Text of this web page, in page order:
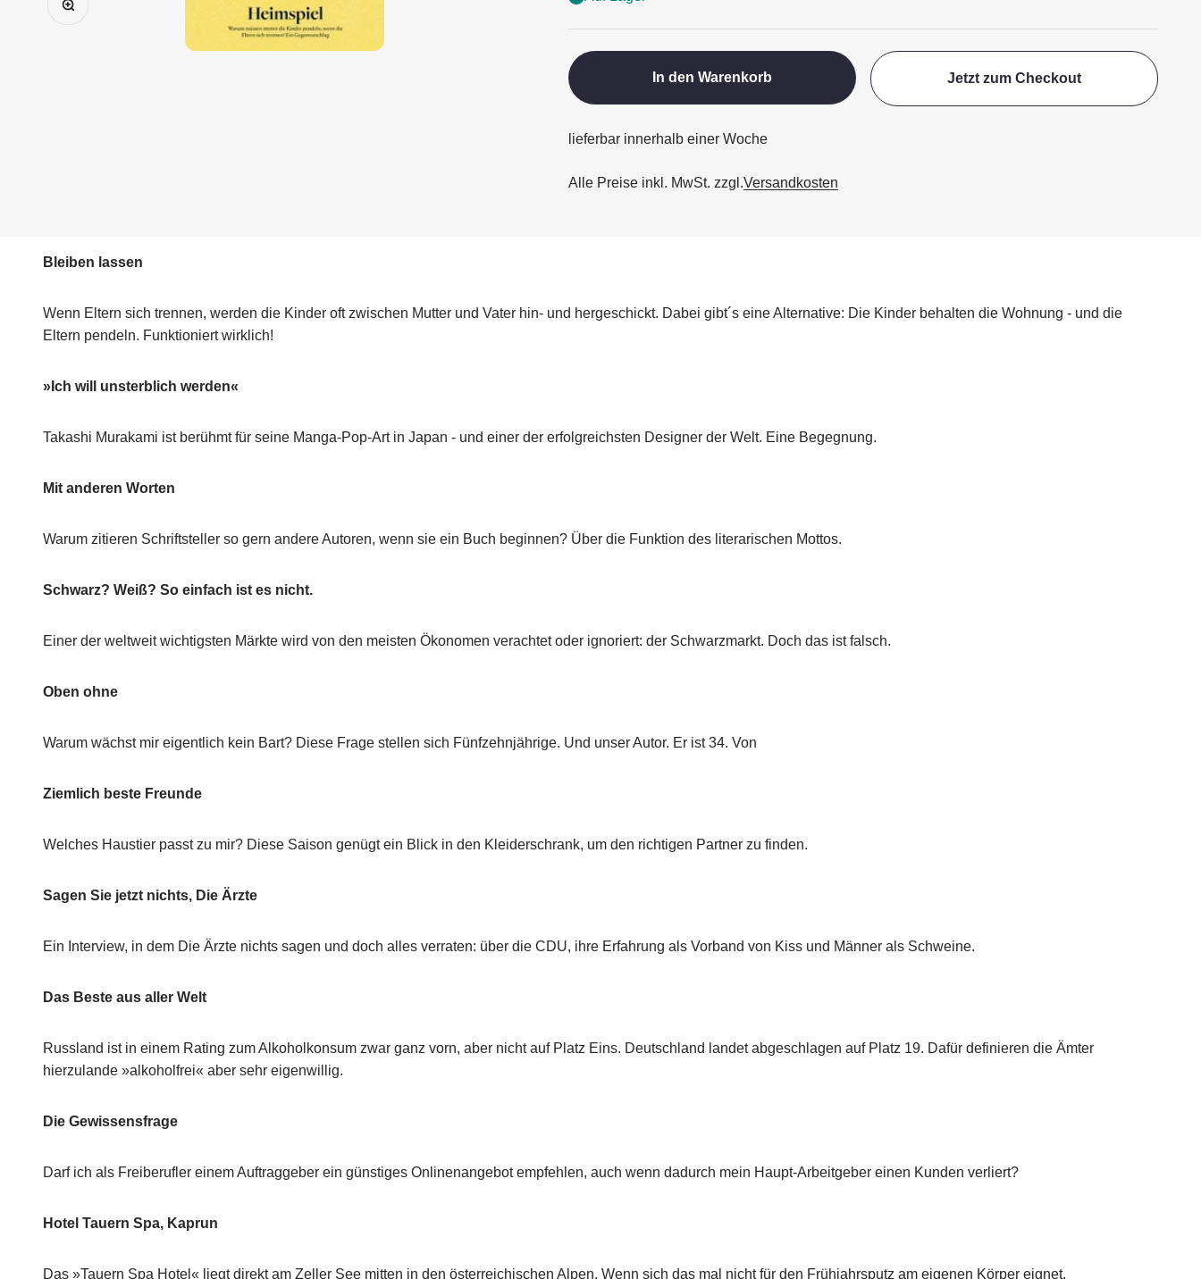
In den Warenkorb Jetzt zum Checkout
lieferbar innerhalb einer Woche
Alle Preise inkl. MwSt. zzgl.Versandkosten
Bleiben lassen
Wenn Eltern sich trennen, werden die Kinder oft zwischen Mutter und Vater hin- und hergeschickt. Dabei gibt´s eine Alternative: Die Kinder behalten die Wohnung - und die
Eltern pendeln. Funktioniert wirklich!
»Ich will unsterblich werden«
Takashi Murakami ist berühmt für seine Manga-Pop-Art in Japan - und einer der erfolgreichsten Designer der Welt. Eine Begegnung.
Mit anderen Worten
Warum zitieren Schriftsteller so gern andere Autoren, wenn sie ein Buch beginnen? Über die Funktion des literarischen Mottos.
Schwarz? Weiß? So einfach ist es nicht.
Einer der weltweit wichtigsten Märkte wird von den meisten Ökonomen verachtet oder ignoriert: der Schwarzmarkt. Doch das ist falsch.
Oben ohne
Warum wächst mir eigentlich kein Bart? Diese Frage stellen sich Fünfzehnjährige. Und unser Autor. Er ist 34. Von
Ziemlich beste Freunde
Welches Haustier passt zu mir? Diese Saison genügt ein Blick in den Kleiderschrank, um den richtigen Partner zu finden.
Sagen Sie jetzt nichts, Die Ärzte
Ein Interview, in dem Die Ärzte nichts sagen und doch alles verraten: über die CDU, ihre Erfahrung als Vorband von Kiss und Männer als Schweine.
Das Beste aus aller Welt
Russland ist in einem Rating zum Alkoholkonsum zwar ganz vorn, aber nicht auf Platz Eins. Deutschland landet abgeschlagen auf Platz 19. Dafür definieren die Ämter
hierzulande »alkoholfrei« aber sehr eigenwillig.
Die Gewissensfrage
Darf ich als Freiberufler einem Auftraggeber ein günstiges Onlinenangebot empfehlen, auch wenn dadurch mein Haupt-Arbeitgeber einen Kunden verliert?
Hotel Tauern Spa, Kaprun
Das »Tauern Spa Hotel« liegt direkt am Zeller See mitten in den österreichischen Alpen. Wenn sich das mal nicht für den Frühjahrsputz am eigenen Körper eignet.